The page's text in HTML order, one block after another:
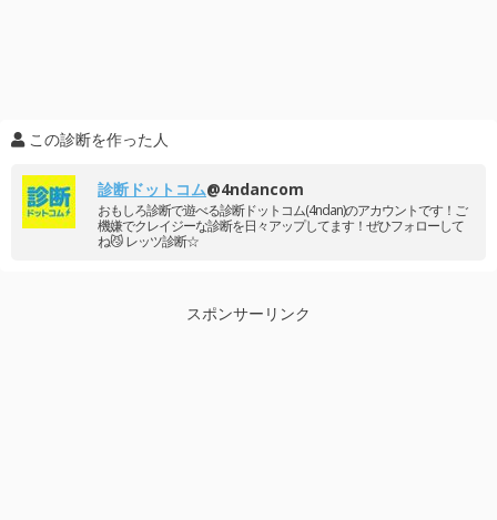
この診断を作った人
診断ドットコム@4ndancom
おもしろ診断で遊べる診断ドットコム(4ndan)のアカウントです！ご
機嫌でクレイジーな診断を日々アップしてます！ぜひフォローして
ね😼 レッツ診断☆
スポンサーリンク